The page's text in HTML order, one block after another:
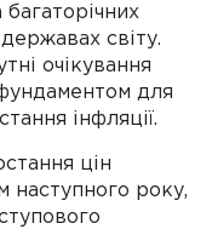
світу.
очікування
для
інфляції.
цін
наступного року,